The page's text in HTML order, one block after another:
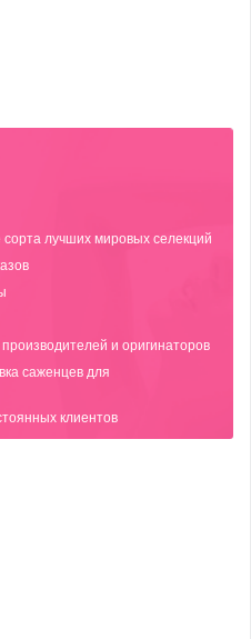
лучших мировых селекций
и оригинаторов
саженцев для
клиентов